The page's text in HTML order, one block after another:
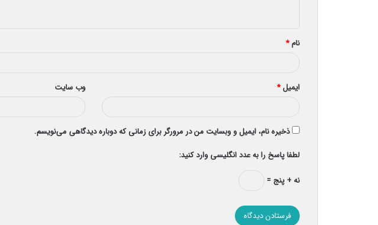
*
نام*
ایمیل* وب‌ سایت
ذخیره نام، ایمیل و وبسایت من در مرورگر برای زمانی که دوباره دیدگاهی می‌نویسم.
لطفا پاسخ را به عدد انگلیسی وارد کنید:
نه + پنج =